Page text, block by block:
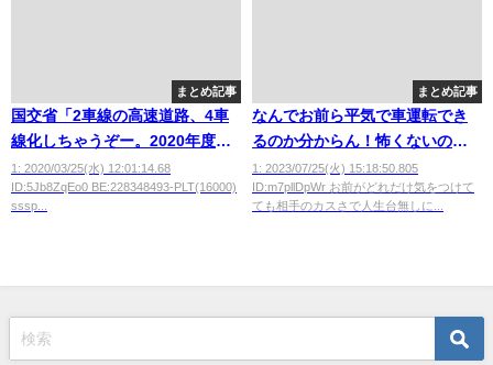
まとめ記事
国交省「2車線の高速道路、4車
線化しちゃうぞー。2020年度の
工事個所はこちら」
1: 2020/03/25(水) 12:01:14.68
ID:5Jb8ZqEo0 BE:228348493-PLT(16000)
sssp...
まとめ記事
なんでお前ら平気で車運転でき
るのか分からん！怖くないのか
よ！
1: 2023/07/25(火) 15:18:50.805
ID:m7pllDpWr お前がどれだけ気をつけて
ても相手のカスさで人生台無しに...